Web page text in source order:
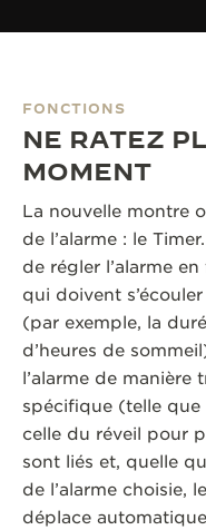
FONCTIONS
NE RATEZ
MOMENT
La nouvelle montre
de l’alarme : le
de régler l’alarme
qui doivent
(par exemple, la
d’heures de
l’alarme de manière
spécifique (telle que
celle du réveil pour
sont liés et, quelle
de l’alarme choisie,
déplace